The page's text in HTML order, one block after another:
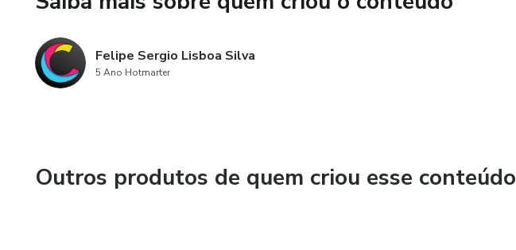
Felipe Sergio Lisboa Silva
5 Ano Hotmarter
Outros produtos de quem criou esse conteúdo